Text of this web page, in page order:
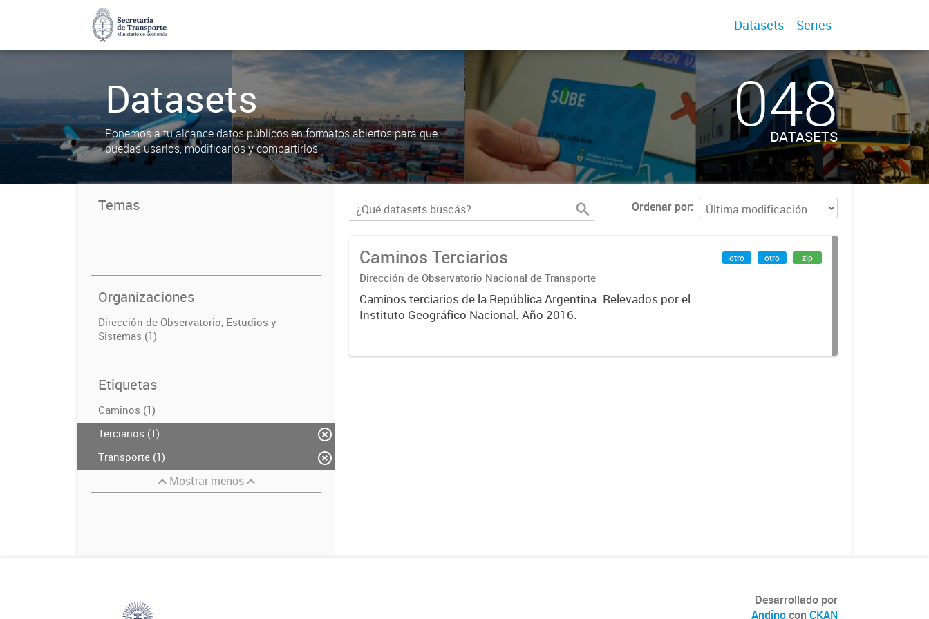
Datasets Series
Datasets
Ponemos a tu alcance datos públicos en formatos abiertos para que
puedas usarlos, modificarlos y compartirlos
048
DATASETS
Temas
Organizaciones
Dirección de Observatorio, Estudios y
Sistemas (1)
Etiquetas
Caminos (1)
Terciarios (1)
Transporte (1)
Mostrar menos
Ordenar por
Caminos Terciarios
Dirección de Observatorio Nacional de Transporte
Caminos terciarios de la República Argentina. Relevados por el
Instituto Geográfico Nacional. Año 2016.
otro otro zip
Desarrollado por
Andinocon CKAN